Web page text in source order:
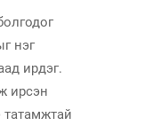
нэг
ирдэг.
ирсэн
татамжтай